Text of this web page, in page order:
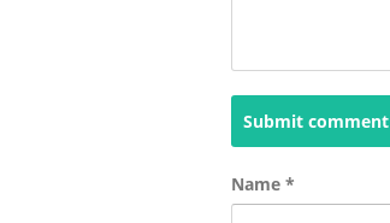
Submit comment
Name *